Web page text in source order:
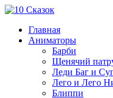
Главная
Аниматоры
Барби
Щенячий
Леди Баг и
Лего и Лего
Блиппи